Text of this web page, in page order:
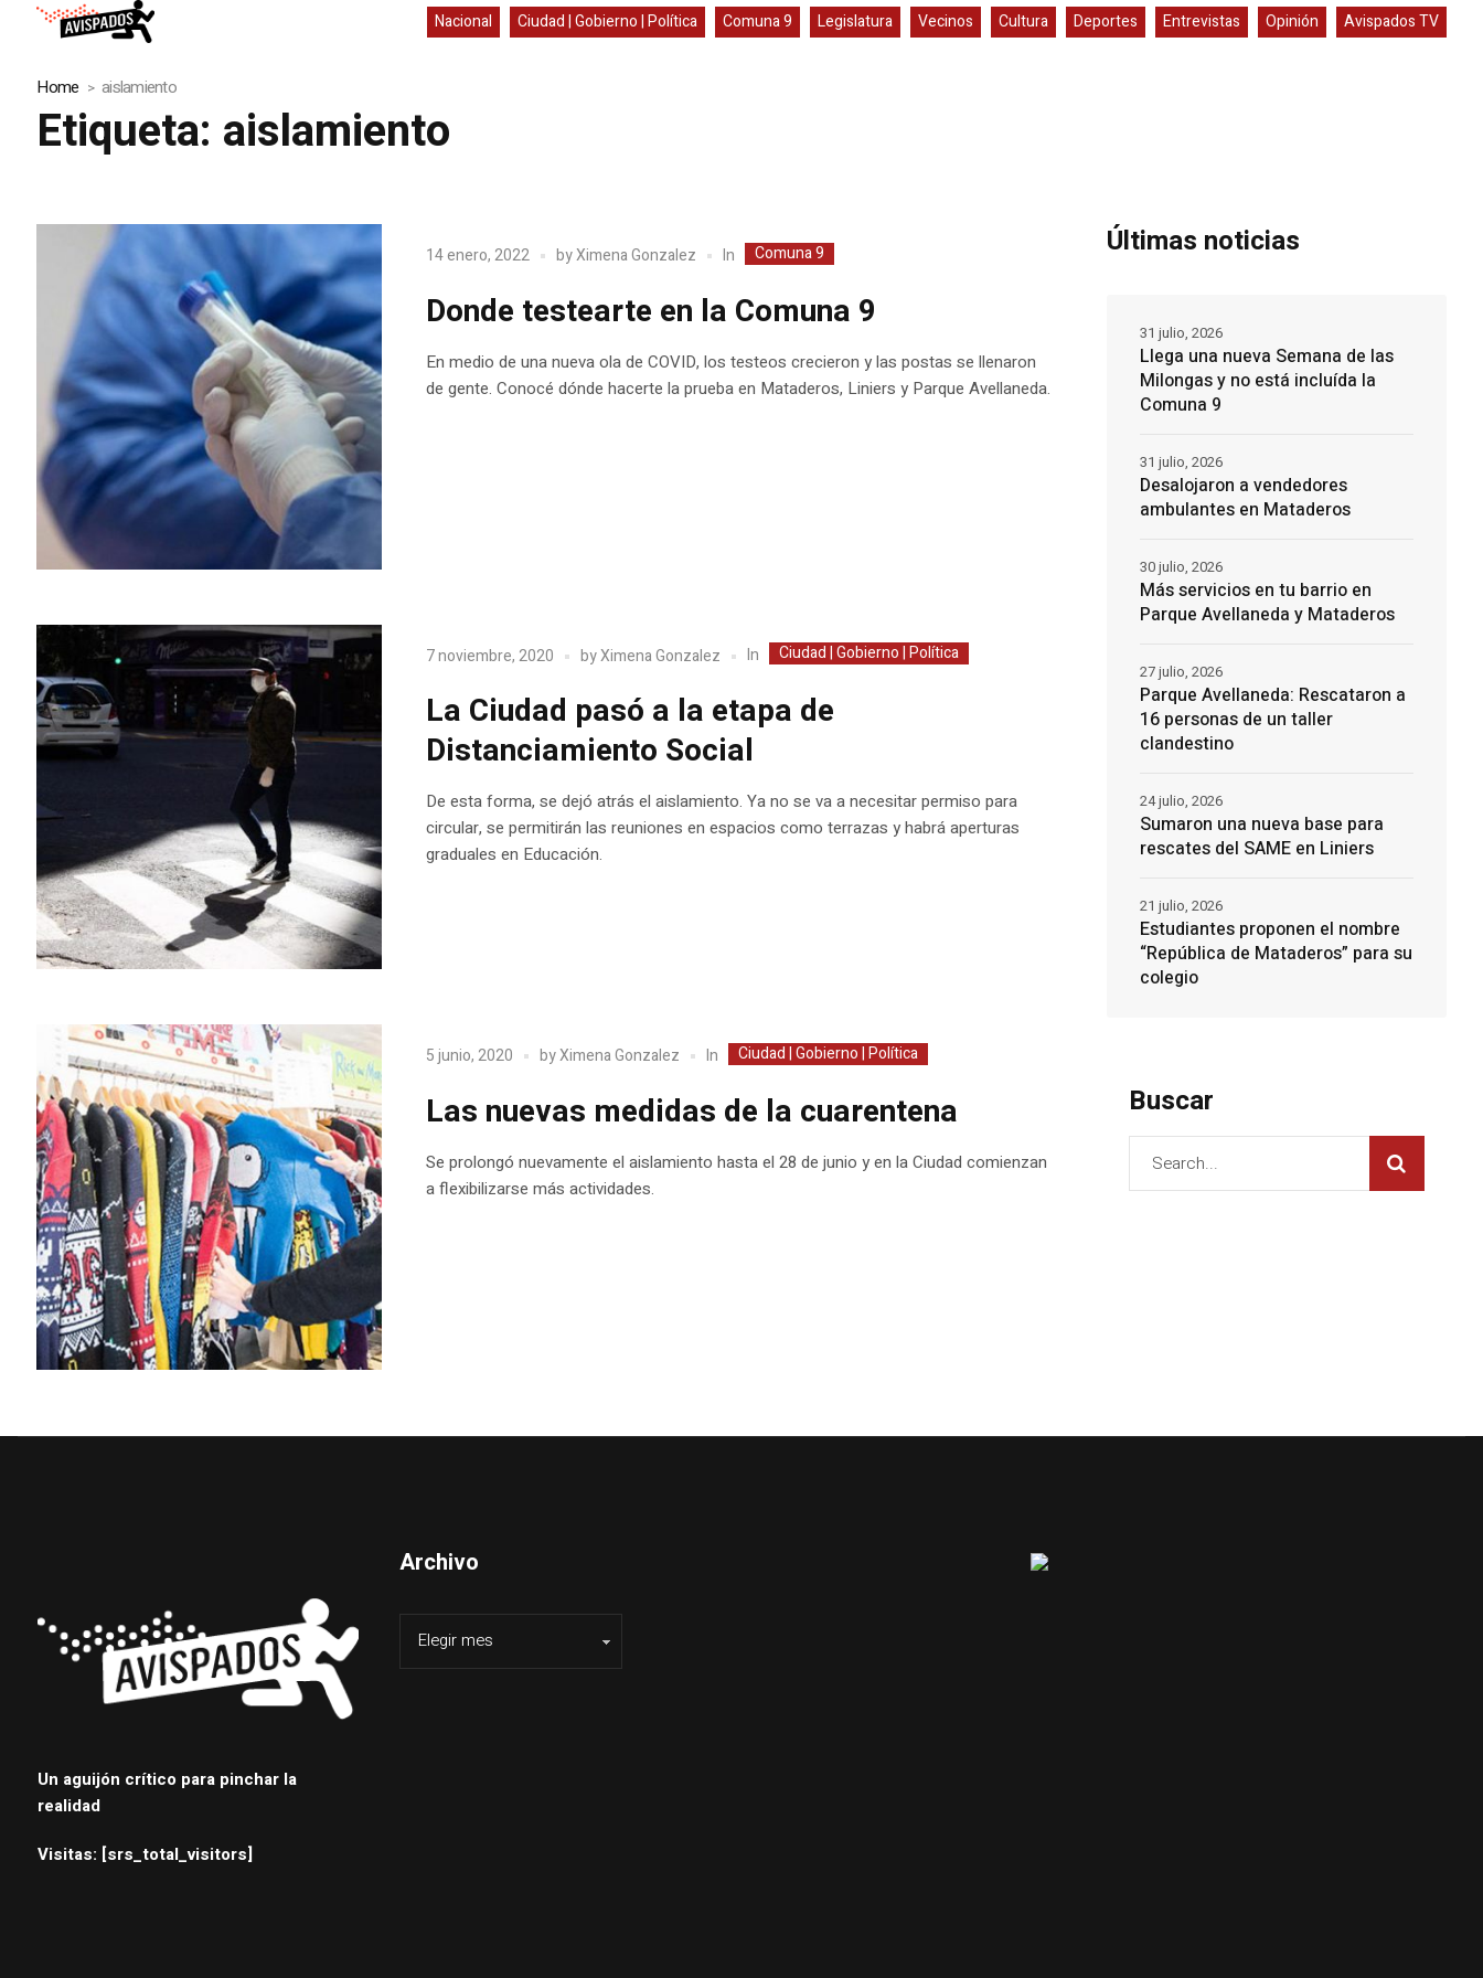
Nacional Ciudad | Gobierno | Política Comuna 9 Legislatura Vecinos Cultura Deportes Entrevistas Opinión Avispados TV
Home aislamiento
Etiqueta: aislamiento
14 enero, 2022 byXimena Gonzalez In Comuna 9
Donde testearte en la Comuna 9
En medio de una nueva ola de COVID, los testeos crecieron y las postas se llenaron
de gente. Conocé dónde hacerte la prueba en Mataderos, Liniers y Parque Avellaneda.
7 noviembre, 2020 byXimena Gonzalez In Ciudad | Gobierno | Política
La Ciudad pasó a la etapa de
Distanciamiento Social
De esta forma, se dejó atrás el aislamiento. Ya no se va a necesitar permiso para
circular, se permitirán las reuniones en espacios como terrazas y habrá aperturas
graduales en Educación.
5 junio, 2020 byXimena Gonzalez In Ciudad | Gobierno | Política
Las nuevas medidas de la cuarentena
Se prolongó nuevamente el aislamiento hasta el 28 de junio y en la Ciudad comienzan
a flexibilizarse más actividades.
Últimas noticias
Llega una nueva Semana de las
Milongas y no está incluída la
Comuna 9
31 julio, 2026
Desalojaron a vendedores
ambulantes en Mataderos
31 julio, 2026
Más servicios en tu barrio en
Parque Avellaneda y Mataderos
30 julio, 2026
Parque Avellaneda: Rescataron a
16 personas de un taller
clandestino
27 julio, 2026
Sumaron una nueva base para
rescates del SAME en Liniers
24 julio, 2026
Estudiantes proponen el nombre
“República de Mataderos” para su
colegio
21 julio, 2026
Buscar
Un aguijón crítico para pinchar la
realidad
Visitas: [srs_total_visitors]
Archivo